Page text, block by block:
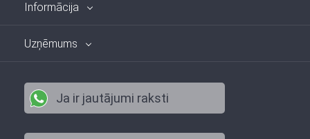
Informācija
Uzņēmums
Ja ir jautājumi raksti